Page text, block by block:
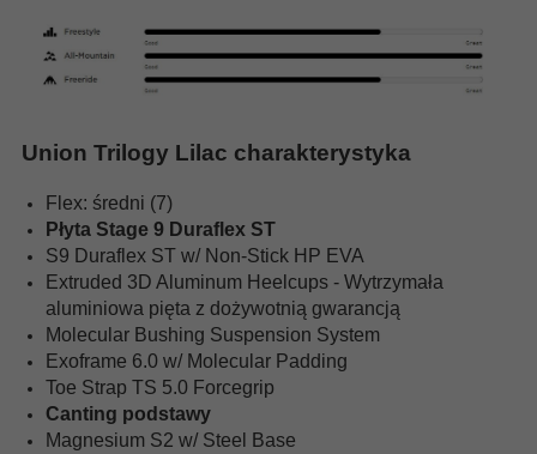
Union Trilogy Lilac charakterystyka
Flex: średni (7)
Płyta Stage 9 Duraflex ST
S9 Duraflex ST w/ Non-Stick HP EVA
Extruded 3D Aluminum Heelcups - Wytrzymała
aluminiowa pięta z dożywotnią gwarancją
Molecular Bushing Suspension System
Exoframe 6.0 w/ Molecular Padding
Toe Strap TS 5.0 Forcegrip
Canting podstawy
Magnesium S2 w/ Steel Base